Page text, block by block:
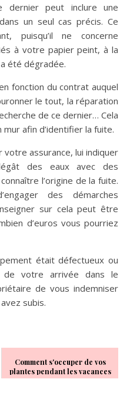
peut inclure une
un seul cas précis. Ce
puisqu’il ne concerne
à votre papier peint, à la
été dégradée.
fonction du contrat auquel
le tout, la réparation
de ce dernier… Cela
afin d’identifier la fuite.
votre assurance, lui indiquer
des eaux avec des
l’origine de la fuite.
des démarches
sur cela peut être
d’euros vous pourriez
était défectueux ou
votre arrivée dans le
de vous indemniser
subis.
Comment s'occuper de vos
plantes pendant les vacances